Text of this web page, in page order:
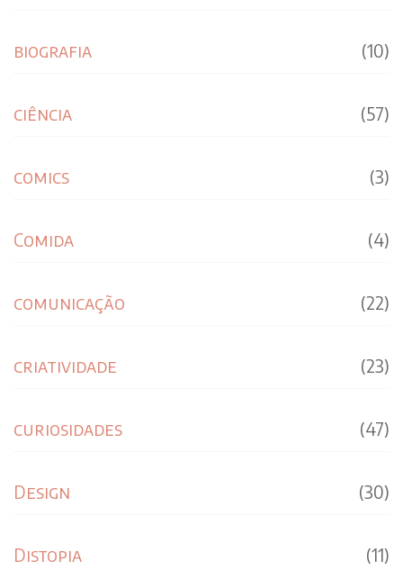
biografia (10)
ciência (57)
comics (3)
Comida (4)
comunicação (22)
criatividade (23)
curiosidades (47)
Design (30)
Distopia (11)